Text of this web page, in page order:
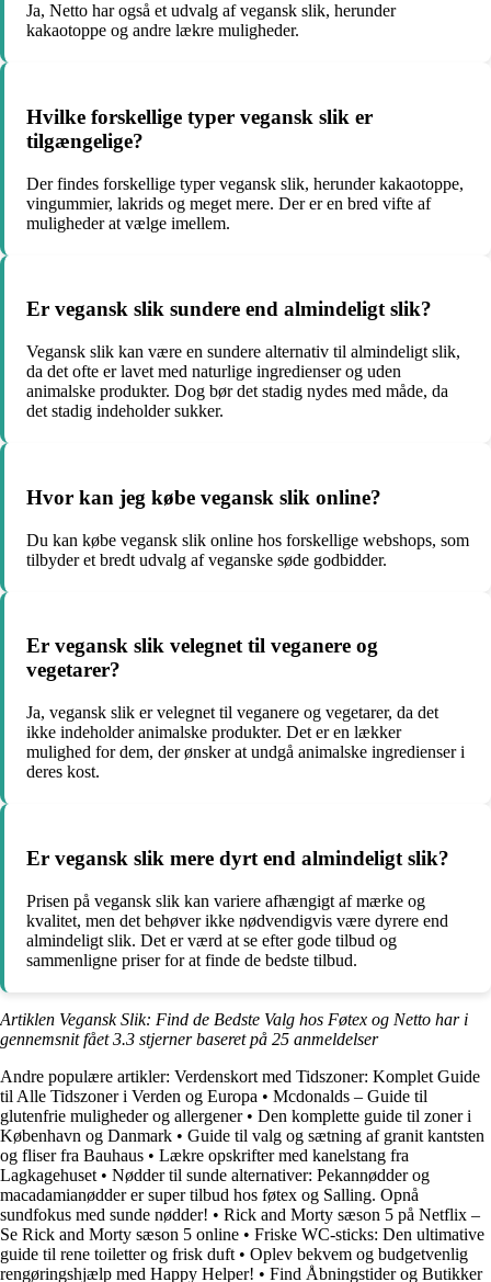
Ja, Netto har også et udvalg af vegansk slik, herunder
kakaotoppe og andre lækre muligheder.
Hvilke forskellige typer vegansk slik er
tilgængelige?
Der findes forskellige typer vegansk slik, herunder kakaotoppe,
vingummier, lakrids og meget mere. Der er en bred vifte af
muligheder at vælge imellem.
Er vegansk slik sundere end almindeligt slik?
Vegansk slik kan være en sundere alternativ til almindeligt slik,
da det ofte er lavet med naturlige ingredienser og uden
animalske produkter. Dog bør det stadig nydes med måde, da
det stadig indeholder sukker.
Hvor kan jeg købe vegansk slik online?
Du kan købe vegansk slik online hos forskellige webshops, som
tilbyder et bredt udvalg af veganske søde godbidder.
Er vegansk slik velegnet til veganere og
vegetarer?
Ja, vegansk slik er velegnet til veganere og vegetarer, da det
ikke indeholder animalske produkter. Det er en lækker
mulighed for dem, der ønsker at undgå animalske ingredienser i
deres kost.
Er vegansk slik mere dyrt end almindeligt slik?
Prisen på vegansk slik kan variere afhængigt af mærke og
kvalitet, men det behøver ikke nødvendigvis være dyrere end
almindeligt slik. Det er værd at se efter gode tilbud og
sammenligne priser for at finde de bedste tilbud.
Artiklen Vegansk Slik: Find de Bedste Valg hos Føtex og Netto har i
gennemsnit fået3.3 stjerner baseret på 25 anmeldelser
Andre populære artikler: Verdenskort med Tidszoner: Komplet Guide
til Alle Tidszoner i Verden og Europa • Mcdonalds – Guide til
glutenfrie muligheder og allergener• Den komplette guide til zoner i
København og Danmark • Guide til valg og sætning af granit kantsten
og fliser fra Bauhaus • Lækre opskrifter med kanelstang fra
Lagkagehuset • Nødder til sunde alternativer: Pekannødder og
macadamianødder er super tilbud hos føtex og Salling. Opnå
sundfokus med sunde nødder! • Rick and Morty sæson 5 på Netflix –
Se Rick and Morty sæson 5 online • Friske WC-sticks: Den ultimative
guide til rene toiletter og frisk duft • Oplev bekvem og budgetvenlig
rengøringshjælp med Happy Helper! • Find Åbningstider og Butikker